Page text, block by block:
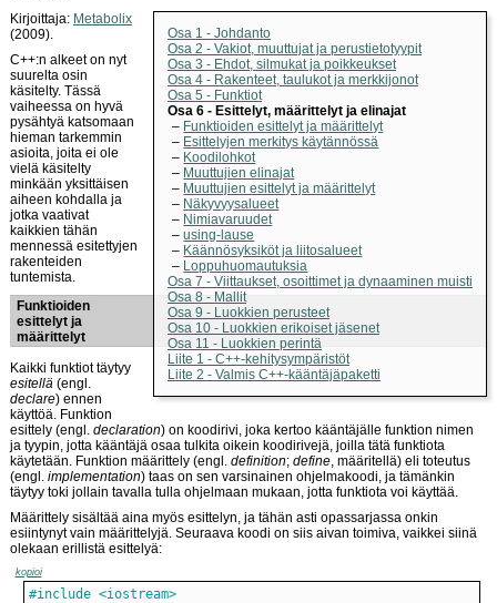
Osa 1 - Johdanto
Osa 2 - Vakiot, muuttujat ja perustietotyypit
Osa 3 - Ehdot, silmukat ja poikkeukset
Osa 4 - Rakenteet, taulukot ja merkkijonot
Osa 5 - Funktiot
Osa 6 - Esittelyt, määrittelyt ja elinajat
Funktioiden esittelyt ja määrittelyt
Esittelyjen merkitys käytännössä
Koodilohkot
Muuttujien elinajat
Muuttujien esittelyt ja määrittelyt
Näkyvyysalueet
Nimiavaruudet
using-lause
Käännösyksiköt ja liitosalueet
Loppuhuomautuksia
Osa 7 - Viittaukset, osoittimet ja dynaaminen muisti
Osa 8 - Mallit
Osa 9 - Luokkien perusteet
Osa 10 - Luokkien erikoiset jäsenet
Osa 11 - Luokkien perintä
Liite 1 - C++-kehitysympäristöt
Liite 2 - Valmis C++-kääntäjäpaketti
Kirjoittaja: Metabolix
(2009).
C++:n alkeet on nyt
suurelta osin
käsitelty. Tässä
vaiheessa on hyvä
pysähtyä katsomaan
hieman tarkemmin
asioita, joita ei ole
vielä käsitelty
minkään yksittäisen
aiheen kohdalla ja
jotka vaativat
kaikkien tähän
mennessä esitettyjen
rakenteiden
tuntemista.
Funktioiden
esittelyt ja
määrittelyt
Kaikki funktiot täytyy
esitellä (engl.
declare) ennen
käyttöä. Funktion
esittely (engl. declaration) on koodirivi, joka kertoo kääntäjälle funktion nimen
ja tyypin, jotta kääntäjä osaa tulkita oikein koodirivejä, joilla tätä funktiota
käytetään. Funktion määrittely (engl. definition; define, määritellä) eli toteutus
(engl. implementation) taas on sen varsinainen ohjelmakoodi, ja tämänkin
täytyy toki jollain tavalla tulla ohjelmaan mukaan, jotta funktiota voi käyttää.
Määrittely sisältää aina myös esittelyn, ja tähän asti opassarjassa onkin
esiintynyt vain määrittelyjä. Seuraava koodi on siis aivan toimiva, vaikkei siinä
olekaan erillistä esittelyä:
kopioi
#include <iostream>